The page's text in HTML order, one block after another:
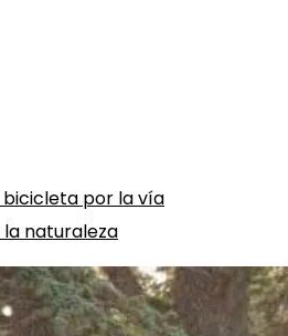
bicicleta por la vía
la naturaleza